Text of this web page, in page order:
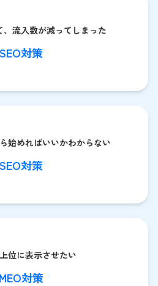
流入数が減ってしまった
SEO対策
始めればいいかわからない
SEO対策
位に表示させたい
MEO対策